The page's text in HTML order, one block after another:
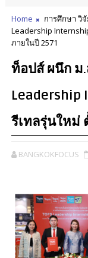
Home การศึกษา วิ
Leadership
ภายในปี 2571
ท็อปส์ ผนึก ม.
Leadership
รีเทลรุ่นใหม่
BANGKOKFOCUS